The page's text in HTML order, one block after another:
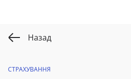
Назад
СТРАХУВАННЯ